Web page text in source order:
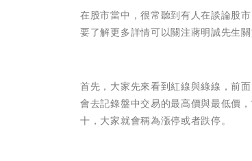
在股市當中，很常聽到有人在談論股
要了解更多詳情可以關注蔣明誠先生
首先，大家先來看到紅線與綠線，前
會去記錄盤中交易的最高價與最低價
十，大家就會稱為漲停或者跌停。